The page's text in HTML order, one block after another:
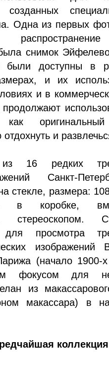
созданных
Одна из первых
снимок
были доступны в
и их
и в
отдохнуть и
из 16 редких
Санкт-
стекле, размера:
в коробке,
стереоскопом.
для просмотра
изображений
(начало 1900-
фокусом для
из
макассара) в